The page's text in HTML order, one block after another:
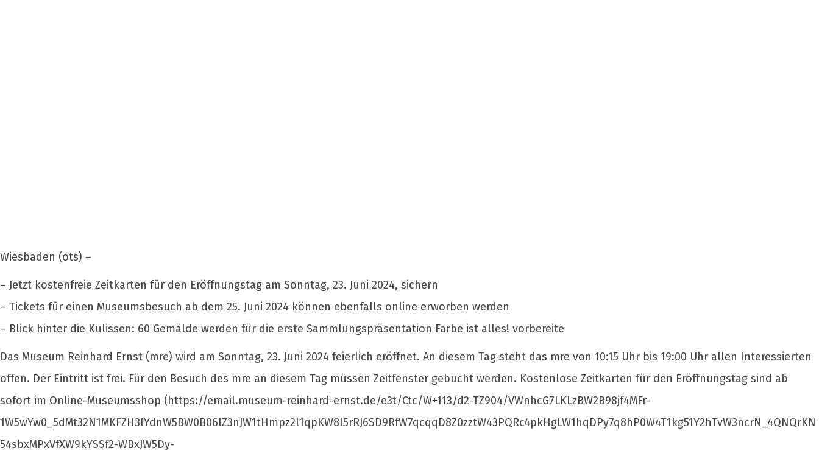
Wiesbaden (ots) –
– Jetzt kostenfreie Zeitkarten für den Eröffnungstag am Sonntag, 23. Juni 2024, sichern
– Tickets für einen Museumsbesuch ab dem 25. Juni 2024 können ebenfalls online erworben werden
– Blick hinter die Kulissen: 60 Gemälde werden für die erste Sammlungspräsentation Farbe ist alles! vorbereite
Das Museum Reinhard Ernst (mre) wird am Sonntag, 23. Juni 2024 feierlich eröffnet. An diesem Tag steht das mre von 10:15 Uhr bis 19:00 Uhr allen Interessierten
offen. Der Eintritt ist frei. Für den Besuch des mre an diesem Tag müssen Zeitfenster gebucht werden. Kostenlose Zeitkarten für den Eröffnungstag sind ab
sofort im Online-Museumsshop (https://email.museum-reinhard-ernst.de/e3t/Ctc/W+113/d2-TZ904/VWnhcG7LKLzBW2B98jf4MFr-
1W5wYw0_5dMt32N1MKFZH3lYdnW5BW0B06lZ3nJW1tHmpz2l1qpKW8l5rRJ6SD9RfW7qcqqD8Z0zztW43PQRc4pkHgLW1hqDPy7q8hP0W4T1kg51Y2hTvW3ncrN_4QNQrKN
54sbxMPxVfXW9kYSSf2-WBxJW5Dy-